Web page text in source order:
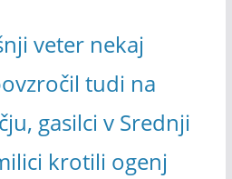
veter nekaj
tudi na
gasilci v Srednji
krotili ogenj